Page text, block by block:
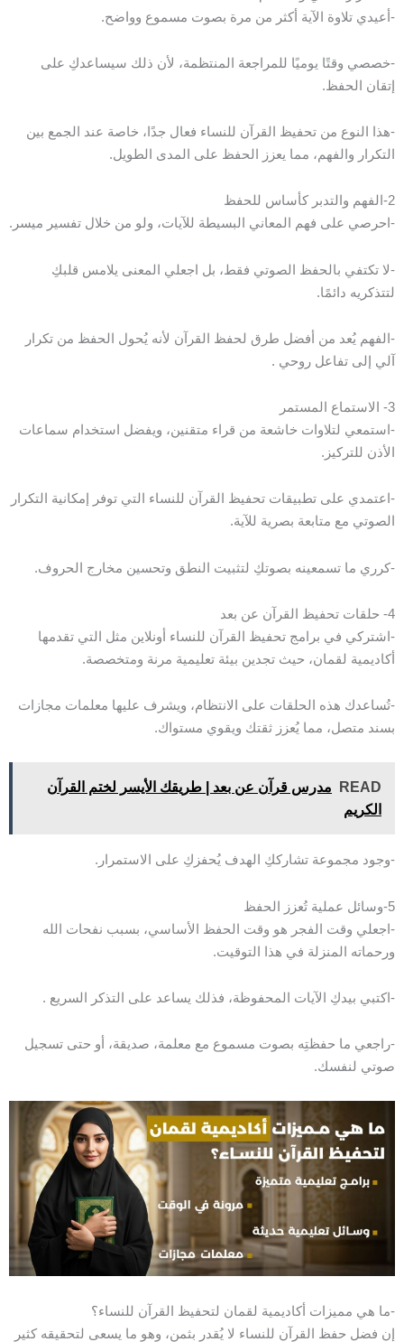
-أعيدي تلاوة الآية أكثر من مرة بصوت مسموع وواضح.
-خصصي وقتًا يوميًا للمراجعة المنتظمة، لأن ذلك سيساعدكِ على
إتقان الحفظ.
-هذا النوع من تحفيظ القرآن للنساء فعال جدًا، خاصة عند الجمع بين
التكرار والفهم، مما يعزز الحفظ على المدى الطويل.
2-الفهم والتدبر كأساس للحفظ
-احرصي على فهم المعاني البسيطة للآيات، ولو من خلال تفسير ميسر.
-لا تكتفي بالحفظ الصوتي فقط، بل اجعلي المعنى يلامس قلبكِ
لتتذكريه دائمًا.
-الفهم يُعد من أفضل طرق لحفظ القرآن لأنه يُحول الحفظ من تكرار
آلي إلى تفاعل روحي .
3- الاستماع المستمر
-استمعي لتلاوات خاشعة من قراء متقنين، ويفضل استخدام سماعات
الأذن للتركيز.
-اعتمدي على تطبيقات تحفيظ القرآن للنساء التي توفر إمكانية التكرار
الصوتي مع متابعة بصرية للآية.
-كرري ما تسمعينه بصوتكِ لتثبيت النطق وتحسين مخارج الحروف.
4- حلقات تحفيظ القرآن عن بعد
-اشتركي في برامج تحفيظ القرآن للنساء أونلاين مثل التي تقدمها
أكاديمية لقمان، حيث تجدين بيئة تعليمية مرنة ومتخصصة.
-تُساعدك هذه الحلقات على الانتظام، ويشرف عليها معلمات مجازات
بسند متصل، مما يُعزز ثقتك ويقوي مستواك.
READ
مدرس قرآن عن بعد | طريقك الأيسر لختم القرآن
الكريم
-وجود مجموعة تشارككِ الهدف يُحفزكِ على الاستمرار.
5-وسائل عملية تُعزز الحفظ
-اجعلي وقت الفجر هو وقت الحفظ الأساسي، بسبب نفحات الله
ورحماته المنزلة في هذا التوقيت.
-اكتبي بيدكِ الآيات المحفوظة، فذلك يساعد على التذكر السريع .
-راجعي ما حفظتِه بصوت مسموع مع معلمة، صديقة، أو حتى تسجيل
صوتي لنفسك.
-ما هي مميزات أكاديمية لقمان لتحفيظ القرآن للنساء؟
إن فضل حفظ القرآن للنساء لا يُقدر بثمن، وهو ما يسعى لتحقيقه كثير